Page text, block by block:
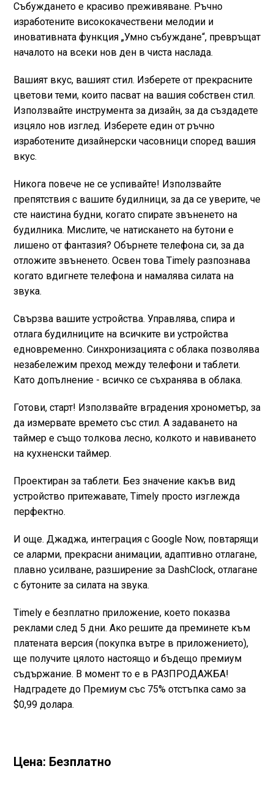
Събуждането е красиво преживяване. Ръчно
изработените висококачествени мелодии и
иновативната функция „Умно събуждане“, превръщат
началото на всеки нов ден в чиста наслада.
Вашият вкус, вашият стил. Изберете от прекрасните
цветови теми, които пасват на вашия собствен стил.
Използвайте инструмента за дизайн, за да създадете
изцяло нов изглед. Изберете един от ръчно
изработените дизайнерски часовници според вашия
вкус.
Никога повече не се успивайте! Използвайте
препятствия с вашите будилници, за да се уверите, че
сте наистина будни, когато спирате звъненето на
будилника. Мислите, че натискането на бутони е
лишено от фантазия? Обърнете телефона си, за да
отложите звъненето. Освен това Timely разпознава
когато вдигнете телефона и намалява силата на
звука.
Свързва вашите устройства. Управлява, спира и
отлага будилниците на всичките ви устройства
едновременно. Синхронизацията с облака позволява
незабележим преход между телефони и таблети.
Като допълнение - всичко се съхранява в облака.
Готови, старт! Използвайте вградения хронометър, за
да измервате времето със стил. А задаването на
таймер е също толкова лесно, колкото и навиването
на кухненски таймер.
Проектиран за таблети. Без значение какъв вид
устройство притежавате, Timely просто изглежда
перфектно.
И още. Джаджа, интеграция с Google Now, повтарящи
се аларми, прекрасни анимации, адаптивно отлагане,
плавно усилване, разширение за DashClock, отлагане
с бутоните за силата на звука.
Timely е безплатно приложение, което показва
реклами след 5 дни. Ако решите да преминете към
платената версия (покупка вътре в приложението),
ще получите цялото настоящо и бъдещо премиум
съдържание. В момент то е в РАЗПРОДАЖБА!
Надградете до Премиум със 75% отстъпка само за
$0,99 долара.
Цена: Безплатно